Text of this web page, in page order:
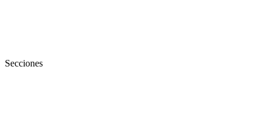
Secciones